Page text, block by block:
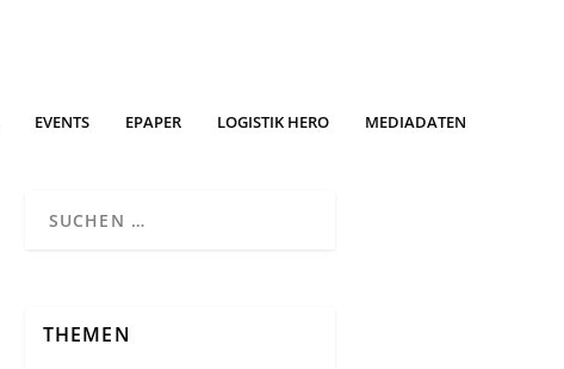
EVENTS EPAPER LOGISTIK HERO MEDIADATEN
THEMEN